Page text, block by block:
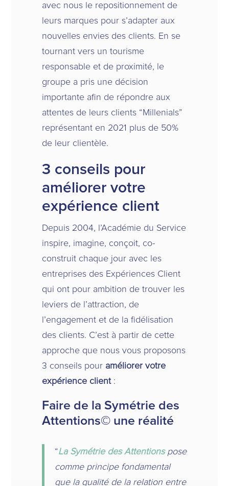
avec nous le repositionnement de
leurs marques pour s’adapter aux
nouvelles envies des clients. En se
tournant vers un tourisme
responsable et de proximité, le
groupe a pris une décision
importante afin de répondre aux
attentes de leurs clients “Millenials”
représentant en 2021 plus de 50%
de leur clientèle.
3 conseils pour
améliorer votre
expérience client
Depuis 2004, l’Académie du Service
inspire, imagine, conçoit, co-
construit chaque jour avec les
entreprises des Expériences Client
qui ont pour ambition de trouver les
leviers de l’attraction, de
l’engagement et de la fidélisation
des clients. C’est à partir de cette
approche que nous vous proposons
3 conseils pour améliorer votre
expérience client:
Faire de la Symétrie des
Attentions© une réalité
“La Symétrie des Attentionspose
comme principe fondamental
que la qualité de la relation entre